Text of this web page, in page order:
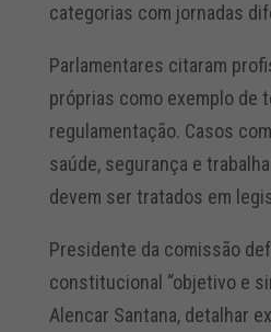
categorias com jornadas
Parlamentares citaram
próprias como exemplo de
regulamentação. Casos
saúde, segurança e
devem ser tratados em
Presidente da comissão
constitucional “objetivo e
Alencar Santana, detalhar